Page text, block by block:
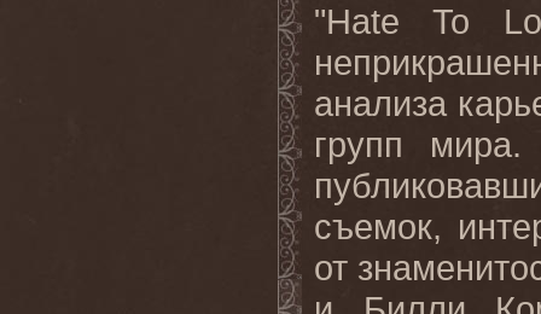
"Hate To
анализа
групп
мира
съемок,
от